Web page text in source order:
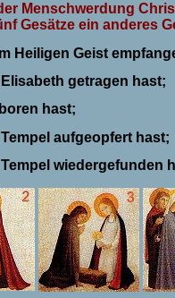
Menschwerdung
Gesätze ein anderes
Heiligen Geist
getragen hast;
hast;
aufgeopfert hast;
wiedergefunden